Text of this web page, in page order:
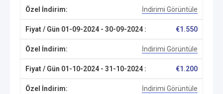
İndirimi Görüntüle
€1.550
İndirimi Görüntüle
€1.200
İndirimi Görüntüle